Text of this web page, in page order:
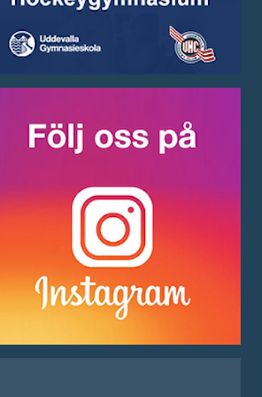
Istider
Utskott
Hitta hit
Tider allmänheten